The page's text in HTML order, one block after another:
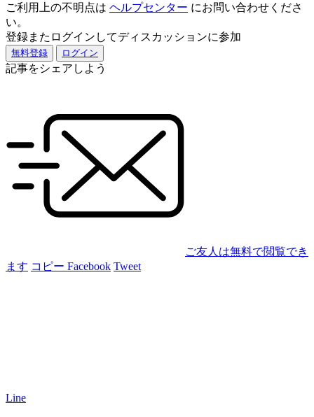
ご利用上の不明点は ヘルプセンター にお問い合わせくださ
い。
登録またログインしてディスカッションに参加
無料登録 ログイン
記事をシェアしよう
ご友人は無料で閲覧でき
ます コピー Facebook Tweet
Line